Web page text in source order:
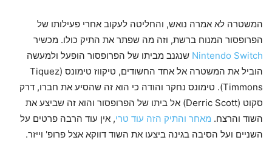
המשטרה לא אמרה נואש, והחליטה לעקוב אחרי פעילותו של
הפרופסור המנוח ברשת, וזה מה שפתר את התיק כולו. מכשיר
Nintendo Switch שנגנב מביתו של הפרופסור הופעל ולמעשה
הוביל את המשטרה אל אחד החשודים, טיקווז טימונס (Tiquez
Timmons). טימונס נחקר והודה כי הוא זה שהסיע את חברו, דרק
סקוט (Derric Scott) אל ביתו של הפרופסור והוא זה שביצע את
השוד והרצח. מאחר והתיק הזה עוד טרי, אין עוד הרבה פרטים על
השניים ועל הסיבה בגינה ביצעו את השוד דווקא אצל פרופ' וייזר.